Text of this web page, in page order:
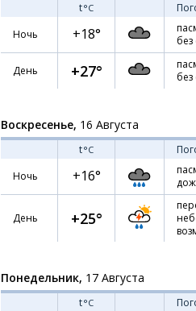
t°C
Ночь
+18°
без
День +27°
без
Воскресенье, 16 Августа
t°C
Ночь
+16°
День +25°
Понедельник, 17 Августа
t°C